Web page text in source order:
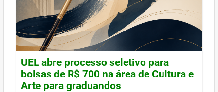
UEL abre processo seletivo para
bolsas de R$ 700 na área de Cultura e
Arte para graduandos